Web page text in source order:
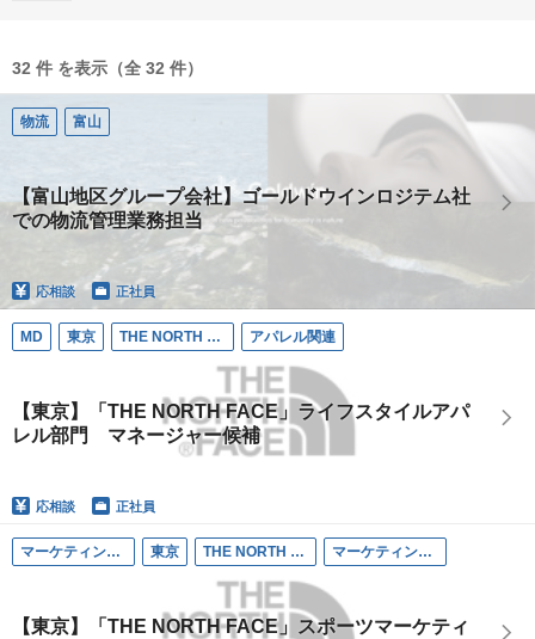
32 件 を表示（全 32 件）
物流 富山
【富山地区グループ会社】ゴールドウインロジテム社
での物流管理業務担当
応相談 正社員
MD 東京 THE NORTH FACE アパレル関連
【東京】「THE NORTH FACE」ライフスタイルアパ
レル部門 マネージャー候補
応相談 正社員
マーケティング・プロモーション 東京 THE NORTH FACE マーケティング関連
【東京】「THE NORTH FACE」スポーツマーケティ